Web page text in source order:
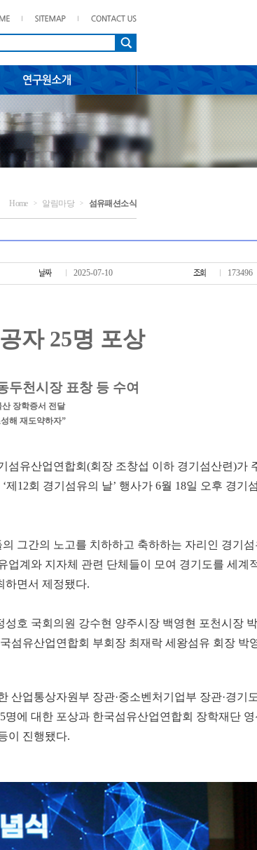
Home > 알림마당 > 섬유패션소식
2025-07-10 173496
자 25명 포상
두천시장 표창 등 수여
장학증서 전달
해 재도약하자”
섬유산업연합회(회장 조창섭 이하 경기섬산련)가
12회 경기섬유의 날’ 행사가 6월 18일 오후 경기
그간의 노고를 치하하고 축하하는 자리인 경기섬
업계와 지자체 관련 단체들이 모여 경기도를 세계
하면서 제정됐다.
호 국회의원 강수현 양주시장 백영현 포천시장 박
섬유산업연합회 부회장 최재락 세왕섬유 회장 박
산업통상자원부 장관·중소벤처기업부 장관·경기
명에 대한 포상과 한국섬유산업연합회 장학재단
이 진행됐다.